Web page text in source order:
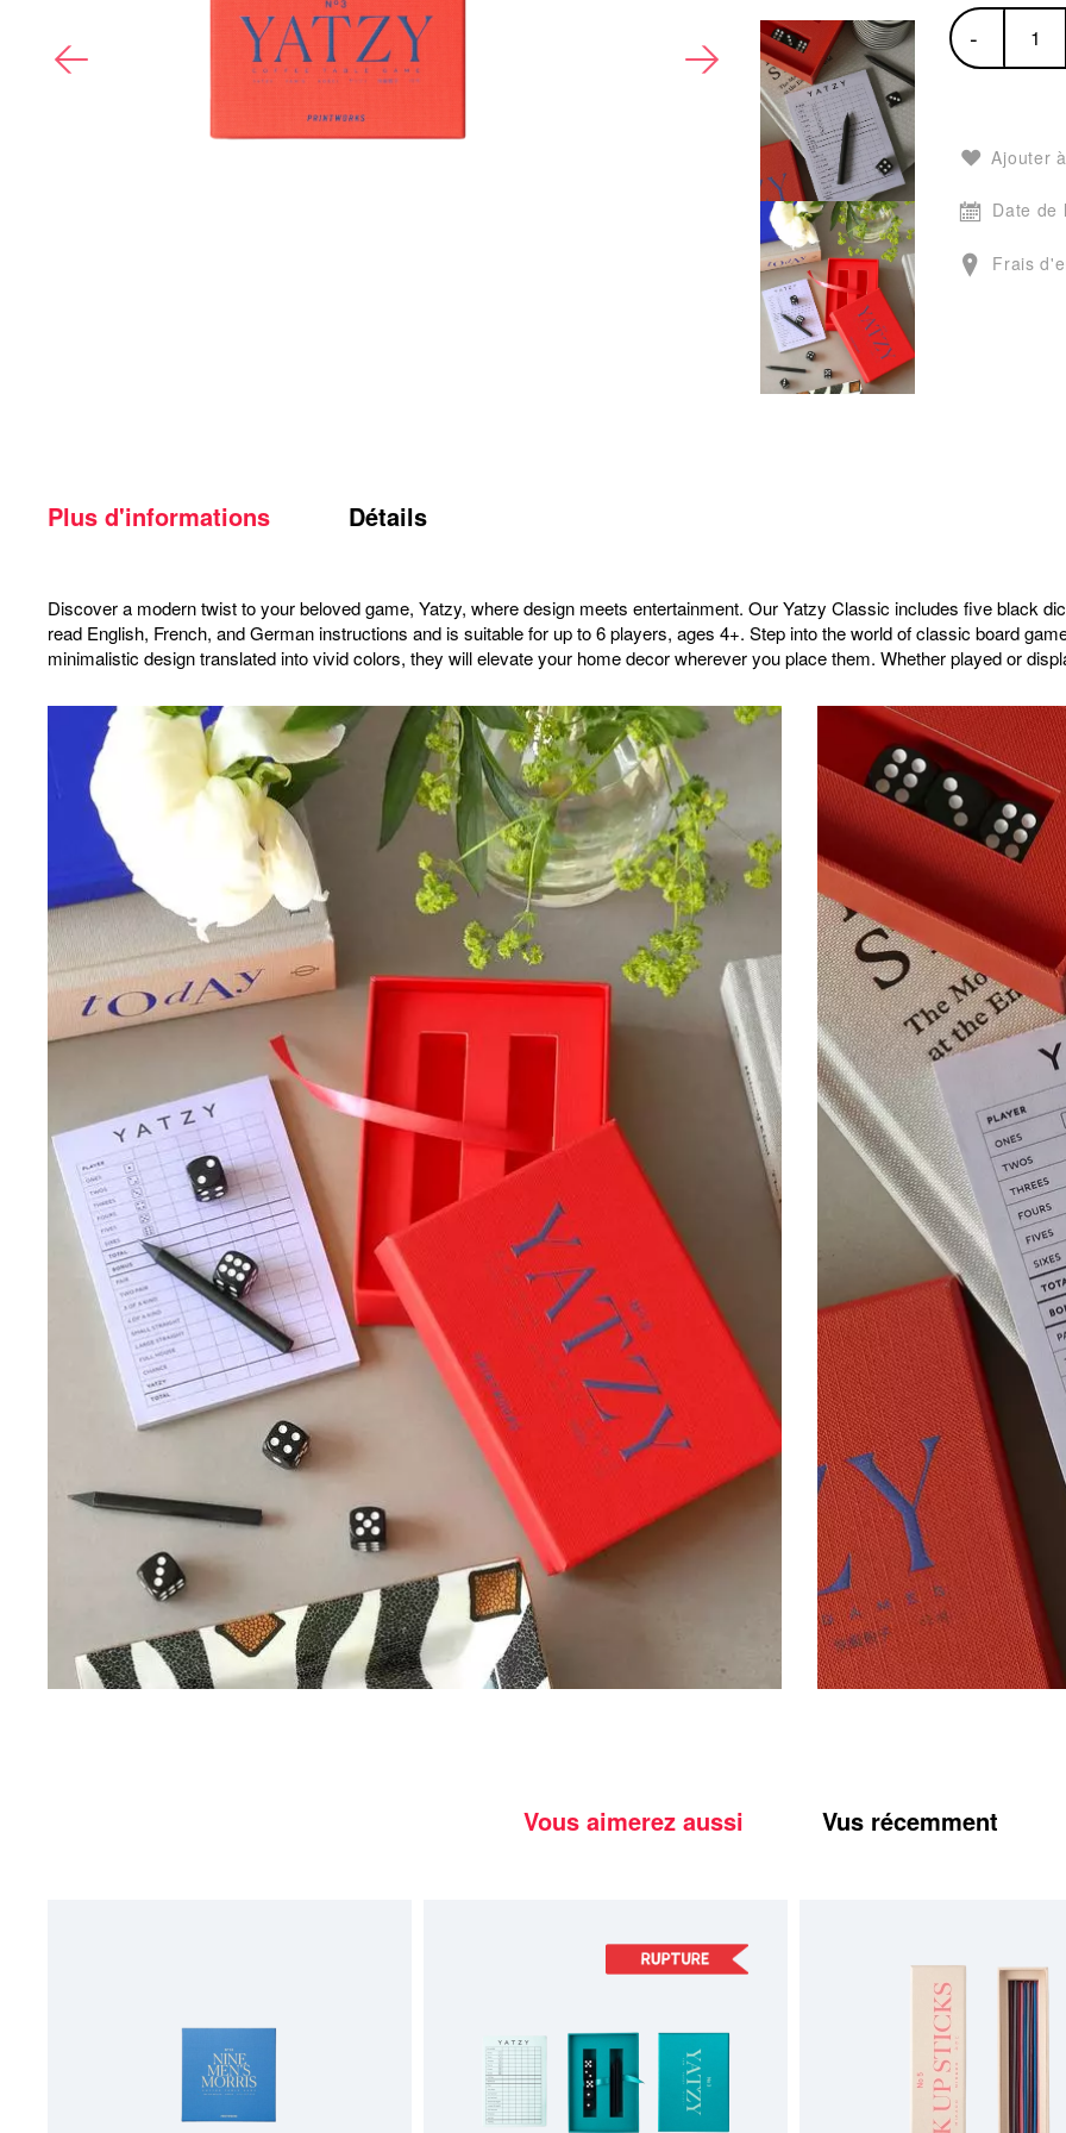
-
Ajouter
Date de
Frais
Plus d'informations
Discover a modern twist to your beloved game, Yatzy, where design meets entertainment. Our Yatzy Classic includes five black
read English, French, and German instructions and is suitable for up to 6 players, ages 4+. Step into the world of classic board
minimalistic design translated into vivid colors, they will elevate your home decor wherever you place them. Whether played or
Détails
Vous aimerez aussi Vus récemment